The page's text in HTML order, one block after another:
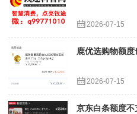
2026-07-15
鹿优选购物额
2026-07-15
京东白条额度